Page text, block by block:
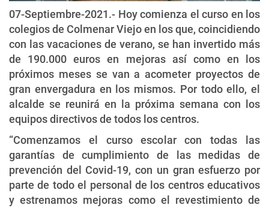
07-Septiembre-2021.- Hoy comienza el curso en los
colegios de Colmenar Viejo en los que, coincidiendo
con las vacaciones de verano, se han invertido más
de 190.000 euros en mejoras así como en los
próximos meses se van a acometer proyectos de
gran envergadura en los mismos. Por todo ello, el
alcalde se reunirá en la próxima semana con los
equipos directivos de todos los centros.
“Comenzamos el curso escolar con todas las
garantías de cumplimiento de las medidas de
prevención del Covid-19, con un gran esfuerzo por
parte de todo el personal de los centros educativos
y estrenamos mejoras como el revestimiento de